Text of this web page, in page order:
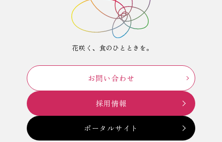
花咲く、食のひとときを。
お問い合わせ
採用情報
ポータルサイト